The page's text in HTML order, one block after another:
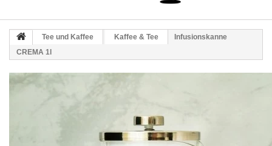
Tee und Kaffee Kaffee & Tee
Infusionskanne
CREMA 1l